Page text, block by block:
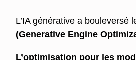
L’IA générative a
(Generative Engine
L’optimisation pour les